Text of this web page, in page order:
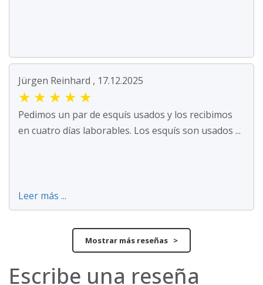
Jürgen Reinhard , 17.12.2025
★ ★ ★ ★ ★
Pedimos un par de esquís usados y los recibimos
en cuatro días laborables. Los esquís son usados ...
Leer más ...
Mostrar más reseñas >
Escribe una reseña